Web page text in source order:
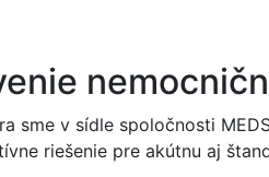
sme v sídle spoločnosti
riešenie pre akútnu aj